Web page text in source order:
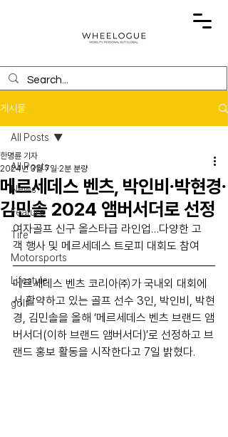
게시물
All Posts
News
Feature
Tire
Motorsports
Lifestyle
golf
All Posts
메르세데스 벤츠, 박인비∙박현경∙
김민솔 2024 앰버서더로 선정
한명륜 기자
2024년 3월 7일 2분 분량
여자골프 신구 올스타급 라인업…다양한 고
객 행사 및 메르세데스 트로피 대회도 참여
메르세데스 벤츠 코리아㈜가 국내외 대회에
서 활약하고 있는 골프 선수 3인, 박인비, 박현
경, 김민솔을 올해 ‘메르세데스 벤츠 브랜드 앰
버서더(이하 브랜드 앰버서더)’로 선정하고 브
랜드 홍보 활동을 시작한다고 7일 밝혔다.